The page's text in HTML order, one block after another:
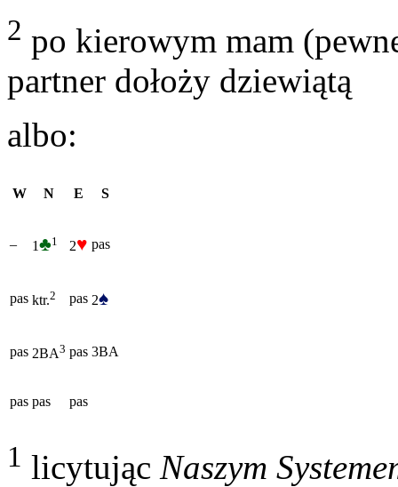
2 po kierowym mam
partner dołoży dziewiątą
albo:
W N E S
– 1♣1 2♥ pas
pas ktr.2 pas 2♠
pas 2BA3 pas 3BA
pas pas pas
1 licytując Naszym